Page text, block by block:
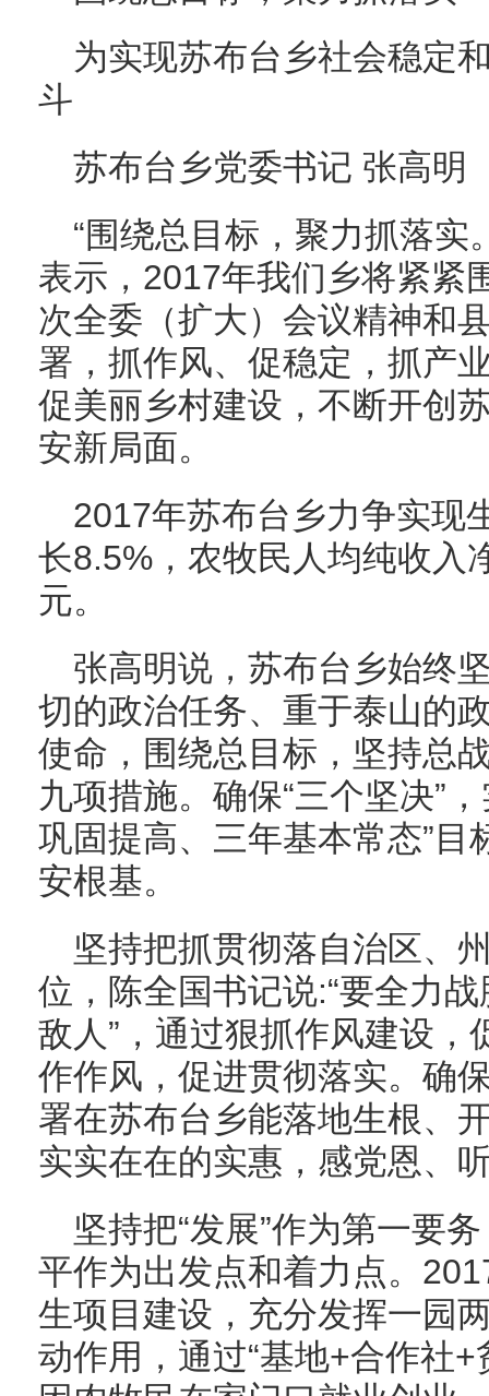
为实现苏布台乡社会稳定
斗
苏布台乡党委书记 张高明
“围绕总目标，聚力抓落实
表示，2017年我们乡将紧紧
次全委（扩大）会议精神和
署，抓作风、促稳定，抓产
促美丽乡村建设，不断开创
安新局面。
2017年苏布台乡力争实现
长8.5%，农牧民人均纯收入
元。
张高明说，苏布台乡始终
切的政治任务、重于泰山的
使命，围绕总目标，坚持总
九项措施。确保“三个坚决”
巩固提高、三年基本常态”
安根基。
坚持把抓贯彻落自治区、
位，陈全国书记说:“要全力
敌人”，通过狠抓作风建设
作作风，促进贯彻落实。确
署在苏布台乡能落地生根、
实实在在的实惠，感党恩、
坚持把“发展”作为第一要
平作为出发点和着力点。
生项目建设，充分发挥一园
动作用，通过“基地+合作社